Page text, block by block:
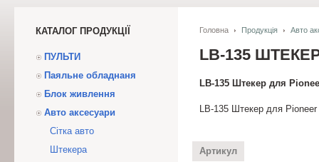
КАТАЛОГ ПРОДУКЦІЇ
ПУЛЬТИ
Паяльне обладнаня
Блок живлення
Авто аксесуари
Сітка авто
Штекера
Головна Продукція Авто
LB-135
LB-135 Штекер для
LB-135 Штекер для
Артикул